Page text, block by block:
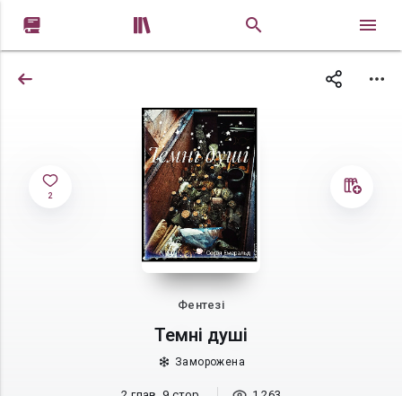
 
2
Фентезі
Темні душі
Заморожена